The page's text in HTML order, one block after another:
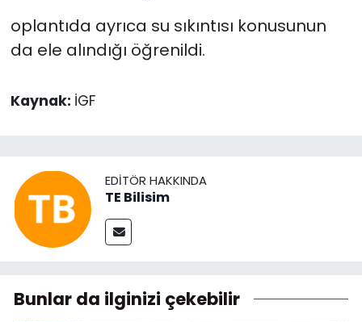
oplantıda ayrıca su sıkıntısı konusunun
da ele alındığı öğrenildi.
Kaynak: İGF
EDITÖR HAKKINDA
TE Bilisim
Bunlar da ilginizi çekebilir